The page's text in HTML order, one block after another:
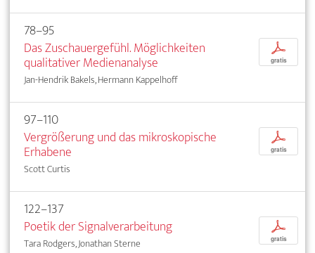
78–95
Das Zuschauergefühl. Möglichkeiten
qualitativer Medienanalyse
Jan-Hendrik Bakels, Hermann Kappelhoff
p
gratis
97–110
Vergrößerung und das mikroskopische
Erhabene
Scott Curtis
p
gratis
122–137
Poetik der Signalverarbeitung
Tara Rodgers, Jonathan Sterne
p
gratis